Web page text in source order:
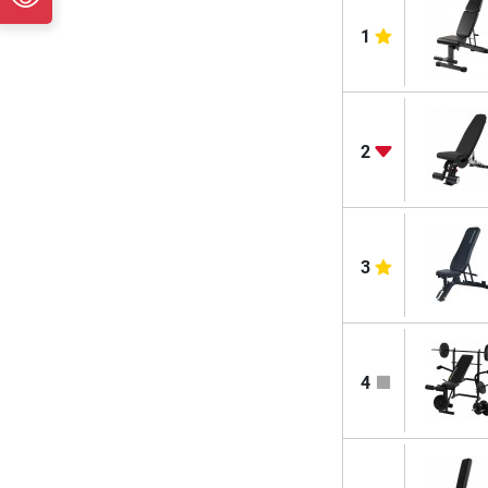
1
2
3
4